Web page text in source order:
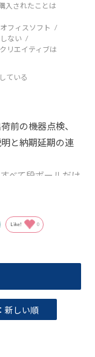
入されたことは
オフィスソフト
ない
クリエイティブは
ている
前の機器点検、
と納期延期の連
べて段ボールだけ
Like! 0
新しい順